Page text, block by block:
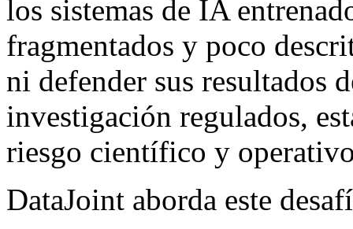
los sistemas de IA
fragmentados y poco
ni defender sus resultados
investigación regulados,
riesgo científico y
DataJoint aborda este